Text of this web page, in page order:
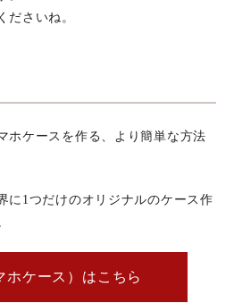
ださいね。
ホケースを作る、より簡単な方法
に1つだけのオリジナルのケース作
ホケース）はこちら